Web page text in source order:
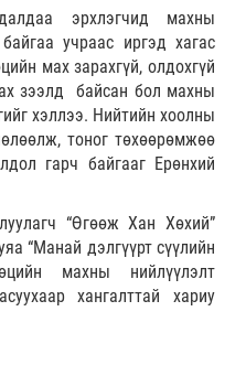
эрхлэгчид махны
учраас иргэд хагас
мах зарахгүй, олдохгүй
зээлд байсан бол махны
хэллээ. Нийтийн хоолны
тоног төхөөрөмжөө
гарч байгааг Ерөнхий
“Өгөөж Хан Хөхий”
“Манай дэлгүүрт сүүлийн
махны нийлүүлэлт
хангалттай хариу